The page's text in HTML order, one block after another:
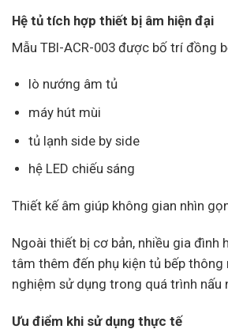
Hệ tủ tích hợp thiết bị âm hiện đại
Mẫu TBI-ACR-003 được bố trí đồng
lò nướng âm tủ
máy hút mùi
tủ lạnh side by side
hệ LED chiếu sáng
Thiết kế âm giúp không gian nhìn
Ngoài thiết bị cơ bản, nhiều gia đình
tâm thêm đến phụ kiện tủ bếp
nghiệm sử dụng trong quá trình nấu
Ưu điểm khi sử dụng thực tế